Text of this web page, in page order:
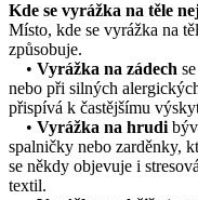
Kde se vyrážka na těle
Místo, kde se vyrážka na
způsobuje.
• Vyrážka na zádech
nebo při silných
přispívá k častějšímu
• Vyrážka na hrudi
spalničky nebo zarděnky,
se někdy objevuje i
textil.